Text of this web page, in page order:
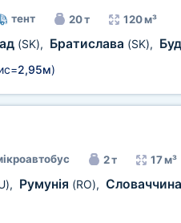
тент 20 т 120 м³
(SK), Братислава (SK),
2,95м)
2 т 17 м³
, Румунія (RO),